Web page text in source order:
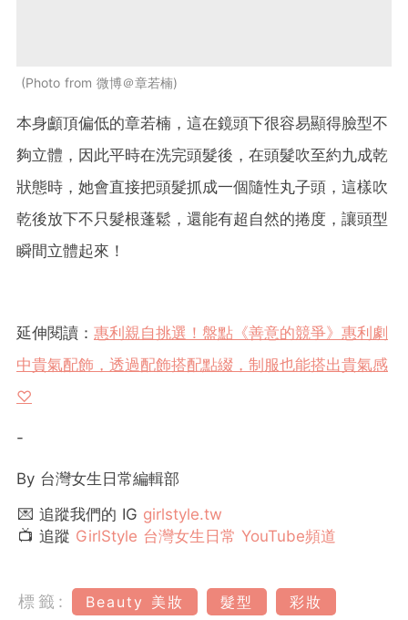
Photo from 微博＠章若楠
本身顱頂偏低的章若楠，這在鏡頭下很容易顯得臉型不
夠立體，因此平時在洗完頭髮後，在頭髮吹至約九成乾
狀態時，她會直接把頭髮抓成一個隨性丸子頭，這樣吹
乾後放下不只髮根蓬鬆，還能有超自然的捲度，讓頭型
瞬間立體起來！
延伸閱讀： 惠利親自挑選！盤點《善意的競爭》惠利劇
中貴氣配飾，透過配飾搭配點綴，制服也能搭出貴氣感
♡
-
By 台灣女生日常編輯部
💌 追蹤我們的 IG girlstyle.tw
📺 追蹤 GirlStyle 台灣女生日常 YouTube頻道
標籤: Beauty 美妝 髮型
彩妝